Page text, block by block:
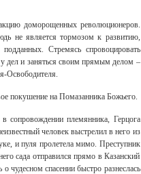
доморощенных революционеров.
не является тормозом к развитию,
Стремясь спровоцировать
дел и заняться своим прямым делом –
Освободителя.
покушение на Помазанника Божьего.
сопровождении племянника, Герцога
человек выстрелил в него из
и пуля пролетела мимо. Преступник
сада отправился прямо в Казанский
чудесном спасении быстро разнеслась